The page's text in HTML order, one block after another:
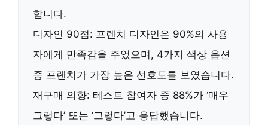
합니다.
디자인 90점: 프렌치 디자인은 90%의 사용
자에게 만족감을 주었으며, 4가지 색상 옵션
중 프렌치가 가장 높은 선호도를 보였습니다.
재구매 의향: 테스트 참여자 중 88%가 ‘매우
그렇다’ 또는 ‘그렇다’고 응답했습니다.